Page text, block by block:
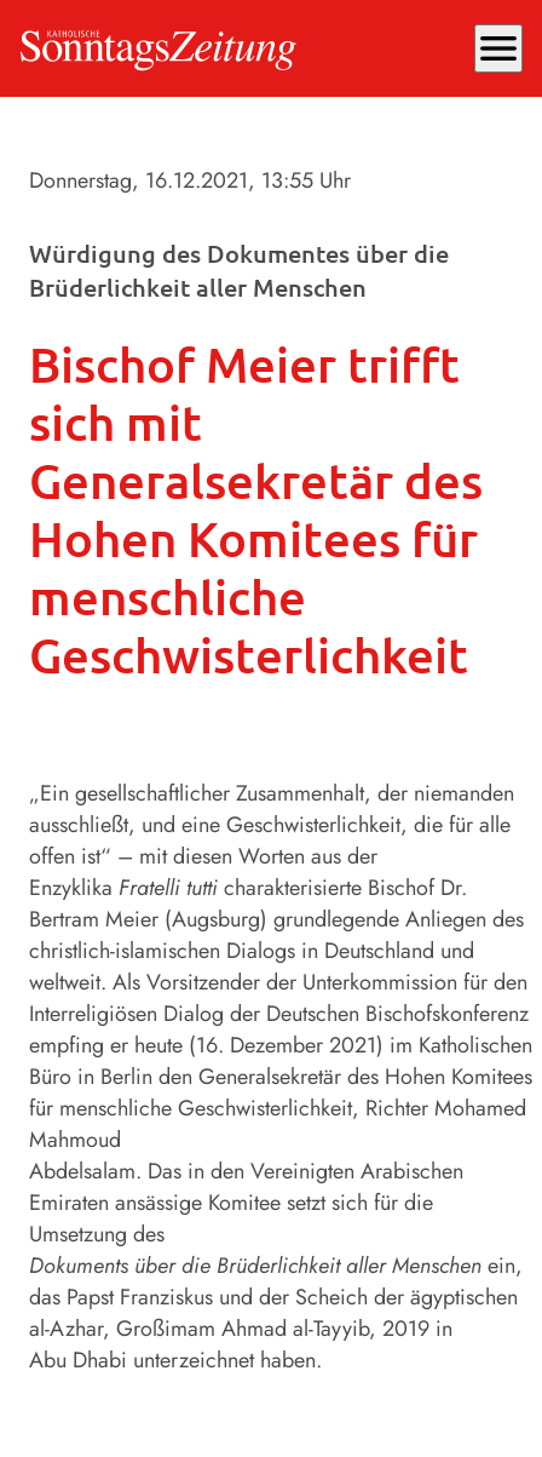
menu
Donnerstag, 16.12.2021, 13:55 Uhr
Würdigung des Dokumentes über die
Brüderlichkeit aller Menschen
Bischof Meier trifft
sich mit
Generalsekretär des
Hohen Komitees für
menschliche
Geschwisterlichkeit
„Ein gesellschaftlicher Zusammenhalt, der niemanden
ausschließt, und eine Geschwisterlichkeit, die für alle
offen ist“ – mit diesen Worten aus der
Enzyklika Fratelli tutticharakterisierte Bischof Dr.
Bertram Meier (Augsburg) grundlegende Anliegen des
christlich-islamischen Dialogs in Deutschland und
weltweit. Als Vorsitzender der Unterkommission für den
Interreligiösen Dialog der Deutschen Bischofskonferenz
empfing er heute (16. Dezember 2021) im Katholischen
Büro in Berlin den Generalsekretär des Hohen Komitees
für menschliche Geschwisterlichkeit, Richter Mohamed
Mahmoud
Abdelsalam. Das in den Vereinigten Arabischen
Emiraten ansässige Komitee setzt sich für die
Umsetzung des
Dokuments über die Brüderlichkeitaller Menschenein,
das Papst Franziskus und der Scheich der ägyptischen
al-Azhar, Großimam Ahmad al-Tayyib, 2019 in
Abu Dhabi unterzeichnet haben.